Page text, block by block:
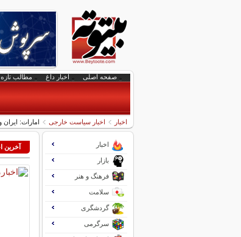
صفحه اصلی اخبار داغ مطالب تازه
اخبار اخبار سیاست خارجی امارات: ایران
آخرین اخبار
بازار
فرهنگ و هنر
سلامت
گردشگری
سرگرمی